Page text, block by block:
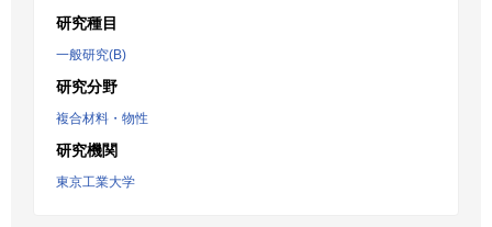
研究種目
一般研究(B)
研究分野
複合材料・物性
研究機関
東京工業大学